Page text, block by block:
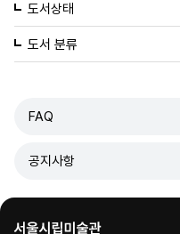
도서상태
도서 분류
FAQ
공지사항